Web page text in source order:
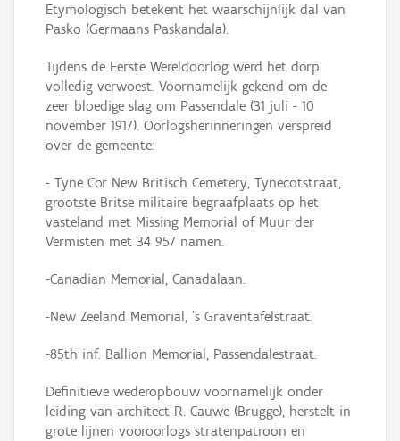
Etymologisch betekent het waarschijnlijk dal van
Pasko (Germaans Paskandala).
Tijdens de Eerste Wereldoorlog werd het dorp
volledig verwoest. Voornamelijk gekend om de
zeer bloedige slag om Passendale (31 juli - 10
november 1917). Oorlogsherinneringen verspreid
over de gemeente:
- Tyne Cor New Britisch Cemetery, Tynecotstraat,
grootste Britse militaire begraafplaats op het
vasteland met Missing Memorial of Muur der
Vermisten met 34 957 namen.
-Canadian Memorial, Canadalaan.
-New Zeeland Memorial, 's Graventafelstraat.
-85th inf. Ballion Memorial, Passendalestraat.
Definitieve wederopbouw voornamelijk onder
leiding van architect R. Cauwe (Brugge), herstelt in
grote lijnen vooroorlogs stratenpatroon en